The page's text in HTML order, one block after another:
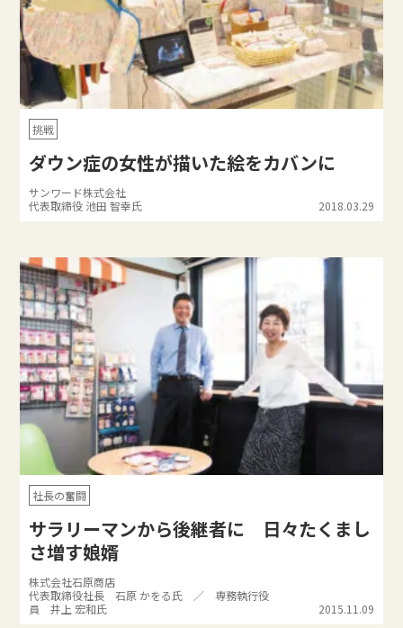
挑戦
ダウン症の女性が描いた絵をカバンに
サンワード株式会社
代表取締役 池田 智幸氏
2018.03.29
社長の奮闘
サラリーマンから後継者に 日々たくまし
さ増す娘婿
株式会社石原商店
代表取締役社長 石原 かをる氏 ／ 専務執行役
員 井上 宏和氏
2015.11.09